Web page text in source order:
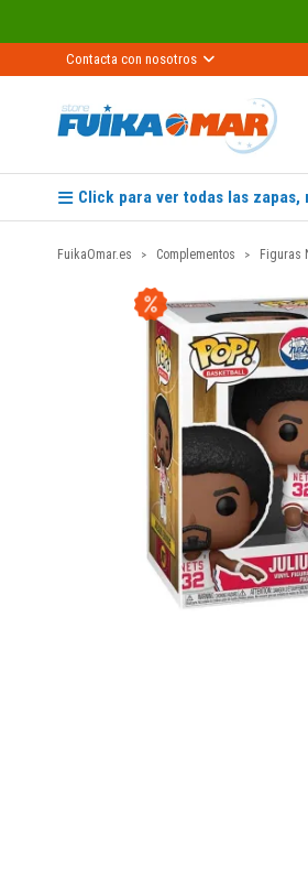
Contacta con nosotros
Click para ver todas las
FuikaOmar.es Complementos Figuras